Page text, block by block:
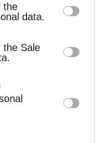
on the IAB’s list
This
disclosed by us to
List of
parties.
the
data.
the Sale
ο Αρχιεπίσκοπος
κ. Ιερώνυμος
Αγίου …